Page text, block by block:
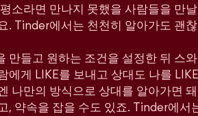
소라면 만나지 못했을 사람들을 만
. Tinder에서는 천천히 알아가도 괜
만들고 원하는 조건을 설정한 뒤 스
에게 LIKE를 보내고 상대도 나를
나만의 방식으로 상대를 알아가면
, 약속을 잡을 수도 있죠. Tinder에서